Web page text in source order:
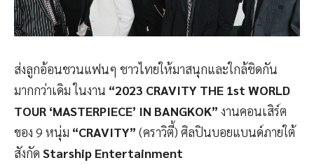
ส่งลูกอ้อนชวนแฟนๆ ชาวไทยให้มาสนุกและใกล้ชิดกัน
มากกว่าเดิม ในงาน “2023 CRAVITY THE 1st WORLD
TOUR ‘MASTERPIECE’ IN BANGKOK” งานคอนเสิร์ต
ของ 9 หนุ่ม “CRAVITY” (คราวิตี้) ศิลปินบอยแบนด์ภายใต้
สังกัด Starship Entertainment